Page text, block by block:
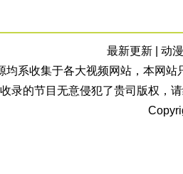
最新更新 动
均系收集于各大视频网站，本网
录的节目无意侵犯了贵司版权，